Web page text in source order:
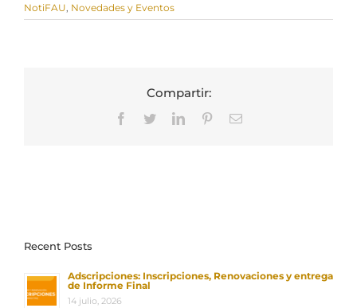
NotiFAU Novedades y Eventos
Compartir:
Facebook
TwitterLinkedInPinterestCorreo
Recent Posts
Adscripciones: Inscripciones, Renovaciones y entrega
de Informe Final
14 julio, 2026